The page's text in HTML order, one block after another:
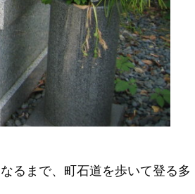
るまで、町石道を歩いて登る多